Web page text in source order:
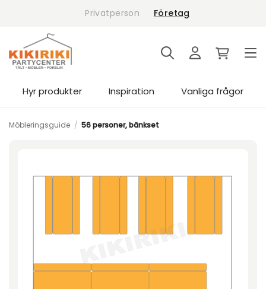
Privatperson Företag
Hyr produkter Inspiration Vanliga frågor
Möbleringsguide / 56 personer, bänkset